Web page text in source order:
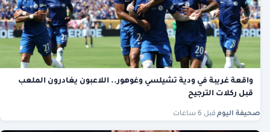
واقعة غريبة في ودية تشيلسي وغوهور.. اللاعبون يغادرون الملعب
قبل ركلات الترجيح
صحيفة اليوم قبل 6 ساعات